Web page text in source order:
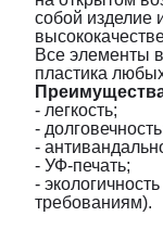
собой изделие
Все элементы
пластика
- легкость;
-
-
- УФ-печать;
-
требованиям).